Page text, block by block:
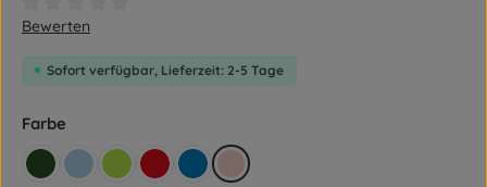
Durchschnittliche Bewertung von 0 von 5 Sternen
Bewerten
Sofort verfügbar, Lieferzeit: 2-5 Tage
Farbe
retro grün
hellblaugrün rot blau rose